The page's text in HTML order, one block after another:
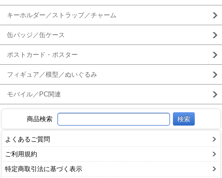
キーホルダー／ストラップ／チャーム
缶バッジ／缶ケース
ポストカード・ポスター
フィギュア／模型／ぬいぐるみ
モバイル／PC関連
商品検索
よくあるご質問
ご利用規約
特定商取引法に基づく表示